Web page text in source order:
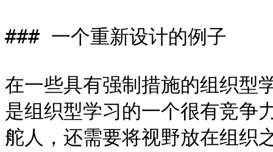
### 一个重新设计的例子
在一些具有强制措施的组织型
是组织型学习的一个很有竞争
舵人，还需要将视野放在组织